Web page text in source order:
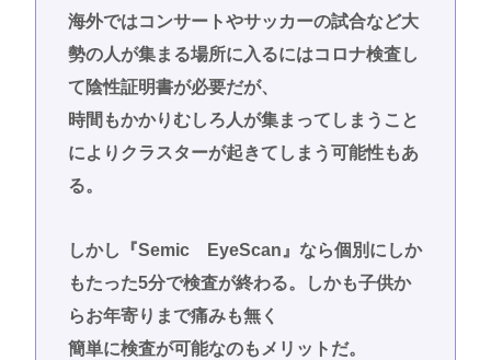
海外ではコンサートやサッカーの試合など大
勢の人が集まる場所に入るにはコロナ検査し
て陰性証明書が必要だが、
時間もかかりむしろ人が集まってしまうこと
によりクラスターが起きてしまう可能性もあ
る。
しかし『Semic EyeScan』なら個別にしか
もたった5分で検査が終わる。しかも子供か
らお年寄りまで痛みも無く
簡単に検査が可能なのもメリットだ。